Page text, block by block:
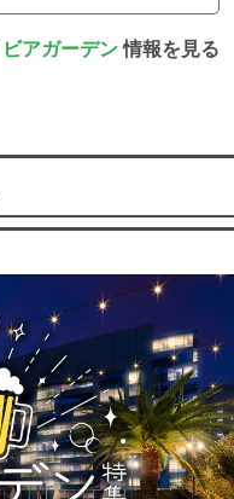
ビアガーデン情報を見る